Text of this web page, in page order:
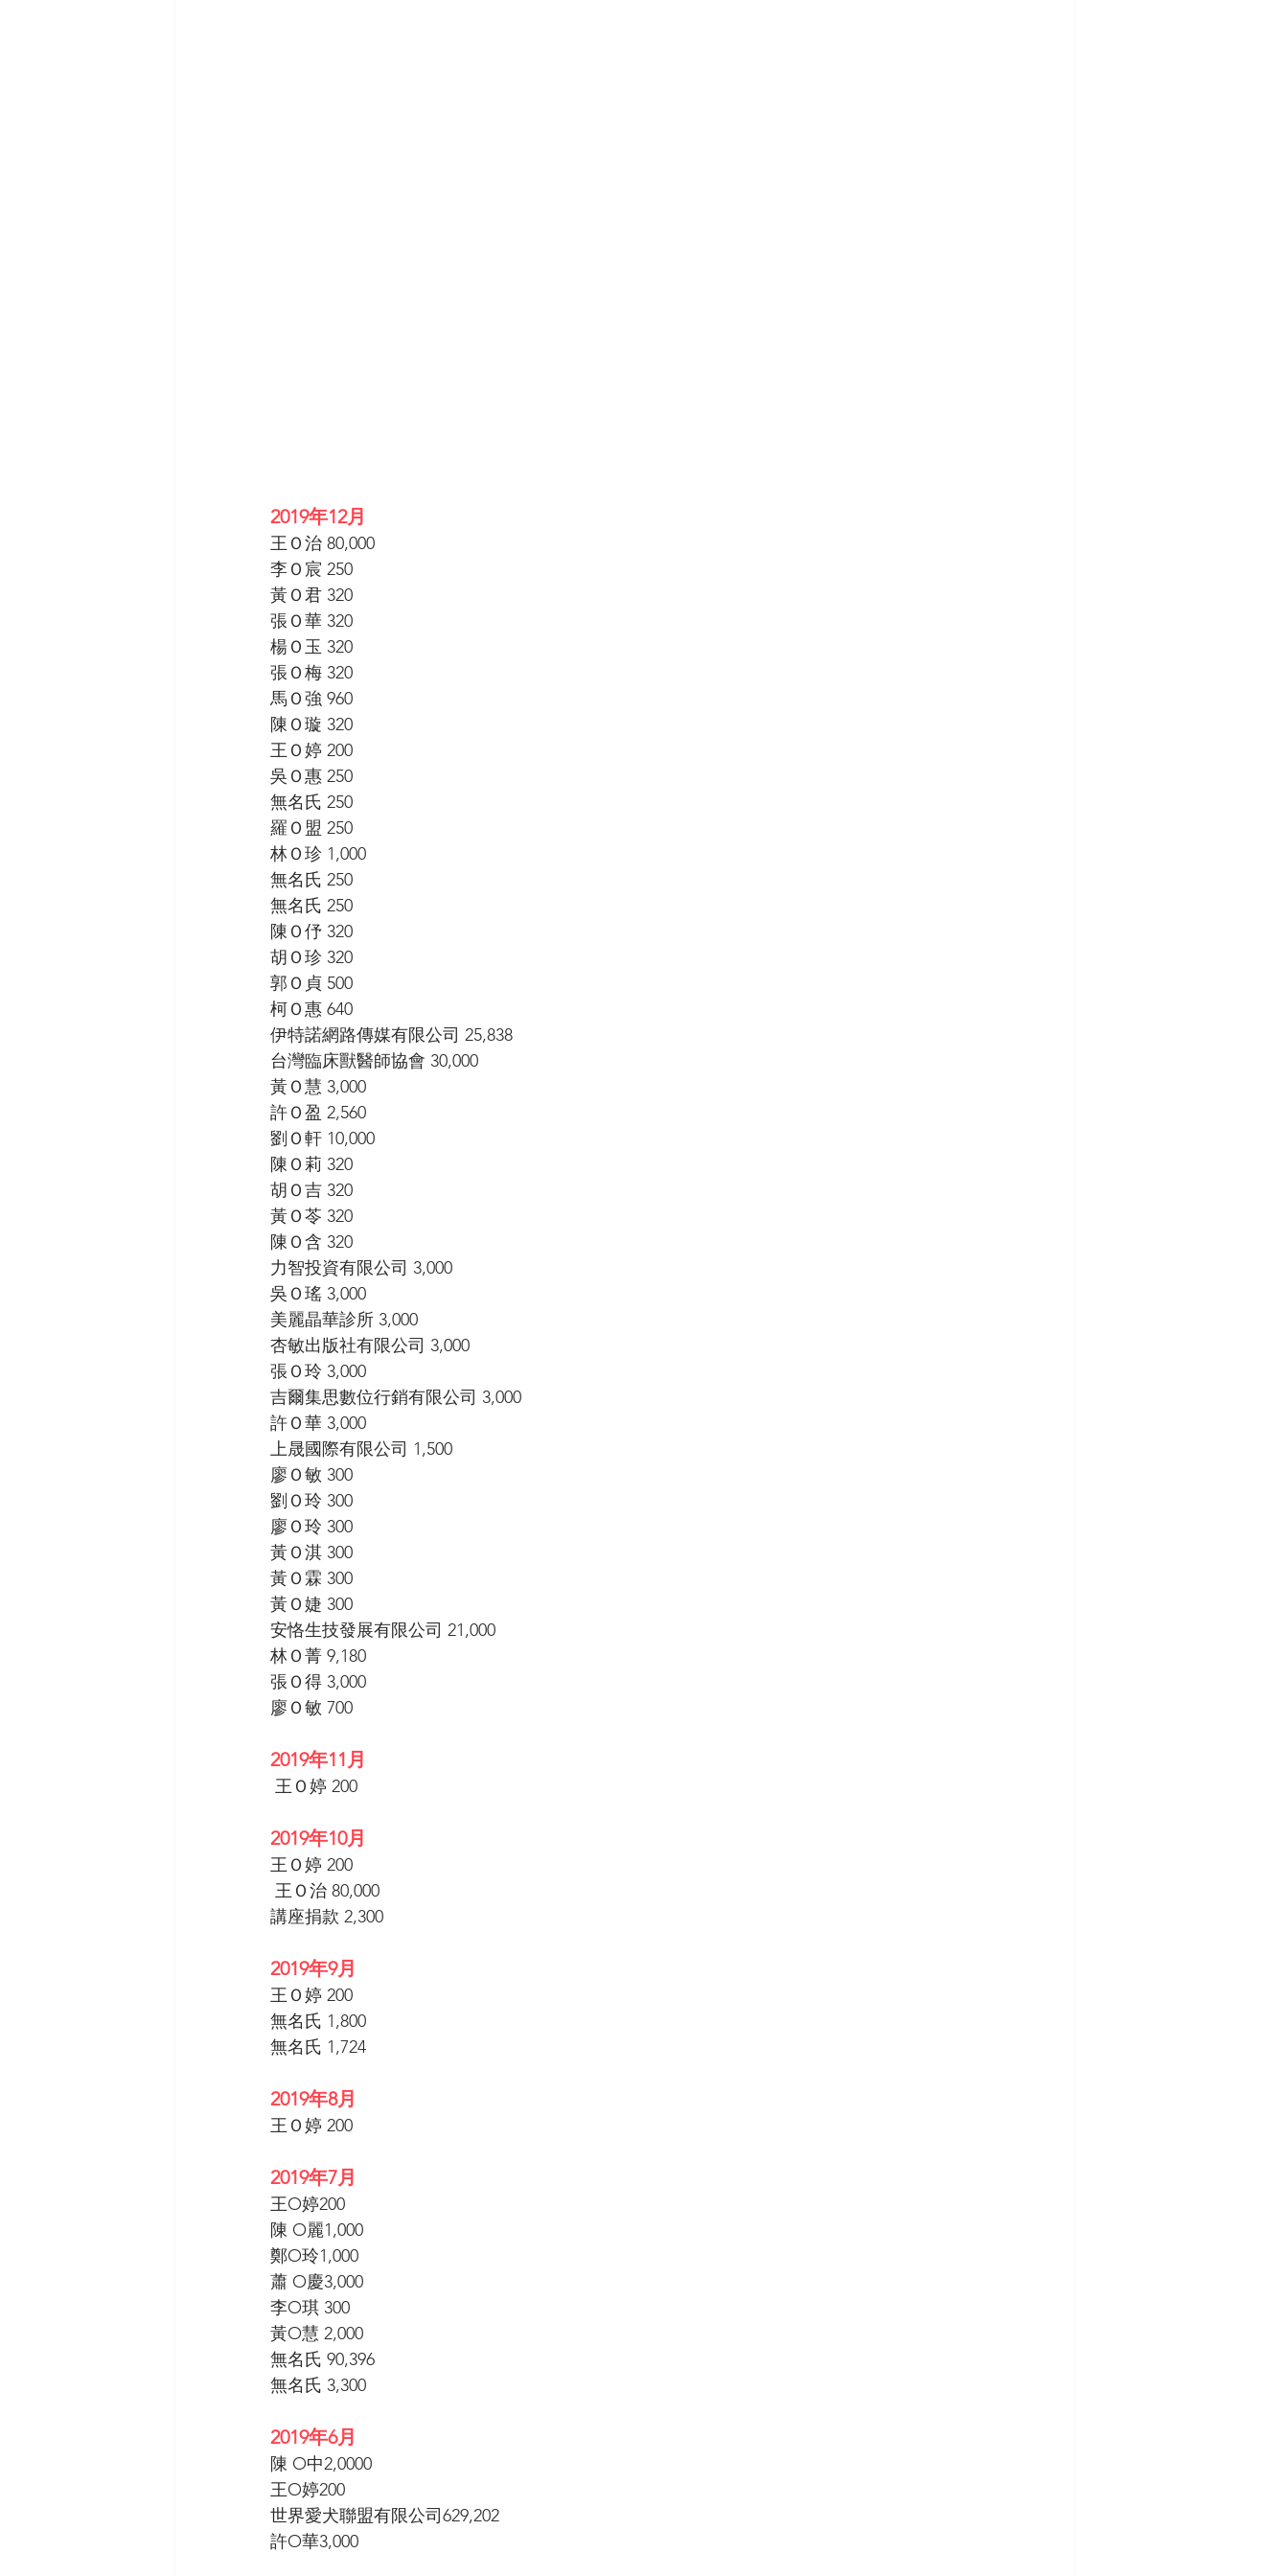
2019年12月
王Ｏ治 80,000
李Ｏ宸 250
黃Ｏ君 320
張Ｏ華 320
楊Ｏ玉 320
張Ｏ梅 320
馬Ｏ強 960
陳Ｏ璇 320
王Ｏ婷 200
吳Ｏ惠 250
無名氏 250
羅Ｏ盟 250
林Ｏ珍 1,000
無名氏 250
無名氏 250
陳Ｏ伃 320
胡Ｏ珍 320
郭Ｏ貞 500
柯Ｏ惠 640
伊特諾網路傳媒有限公司 25,838
台灣臨床獸醫師協會 30,000
黃Ｏ慧 3,000
許Ｏ盈 2,560
劉Ｏ軒 10,000
陳Ｏ莉 320
胡Ｏ吉 320
黃Ｏ苓 320
陳Ｏ含 320
力智投資有限公司 3,000
吳Ｏ瑤 3,000
美麗晶華診所 3,000
杏敏出版社有限公司 3,000
張Ｏ玲 3,000
吉爾集思數位行銷有限公司 3,000
許Ｏ華 3,000
上晟國際有限公司 1,500
廖Ｏ敏 300
劉Ｏ玲 300
廖Ｏ玲 300
黃Ｏ淇 300
黃Ｏ霖 300
黃Ｏ婕 300
安恪生技發展有限公司 21,000
林Ｏ菁 9,180
張Ｏ得 3,000
廖Ｏ敏 700
2019年11月
王Ｏ婷 200
2019年10月
王Ｏ婷 200
王Ｏ治 80,000
講座捐款 2,300
2019年9月
王Ｏ婷 200
無名氏 1,800
無名氏 1,724
2019年8月
王Ｏ婷 200
2019年7月
王O婷200
陳 O麗1,000
鄭O玲1,000
蕭 O慶3,000
李O琪 300
黃O慧 2,000
無名氏 90,396
無名氏 3,300
2019年6月
陳 O中2,0000
王O婷200
世界愛犬聯盟有限公司629,202
許O華3,000